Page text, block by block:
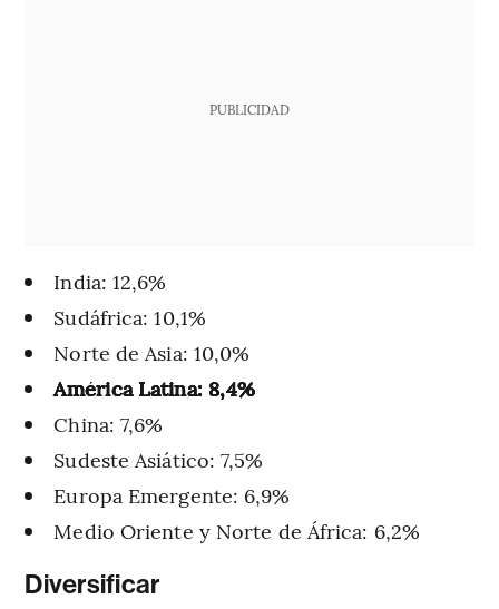
PUBLICIDAD
India: 12,6%
Sudáfrica: 10,1%
Norte de Asia: 10,0%
América Latina: 8,4%
China: 7,6%
Sudeste Asiático: 7,5%
Europa Emergente: 6,9%
Medio Oriente y Norte de África: 6,2%
Diversificar